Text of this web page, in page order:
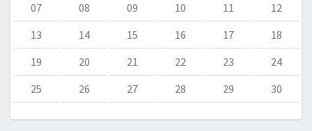
07
08 09 10 11
12
13
14 15 16 17
18
19
20 21 22 23
24
25
26 27 28 29 30